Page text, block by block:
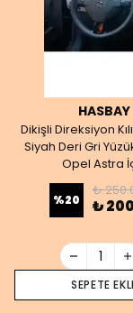
HASBAY
Dikişli Direksiyon
Siyah Deri Gri
Opel Astra
%20
₺
₺
SEPETE